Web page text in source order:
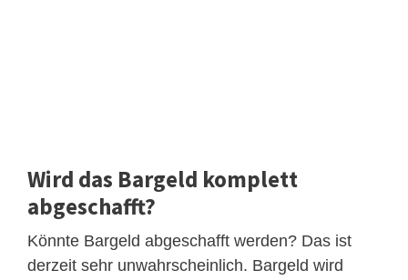
Wird das Bargeld komplett
abgeschafft?
Könnte Bargeld abgeschafft werden? Das ist
derzeit sehr unwahrscheinlich. Bargeld wird